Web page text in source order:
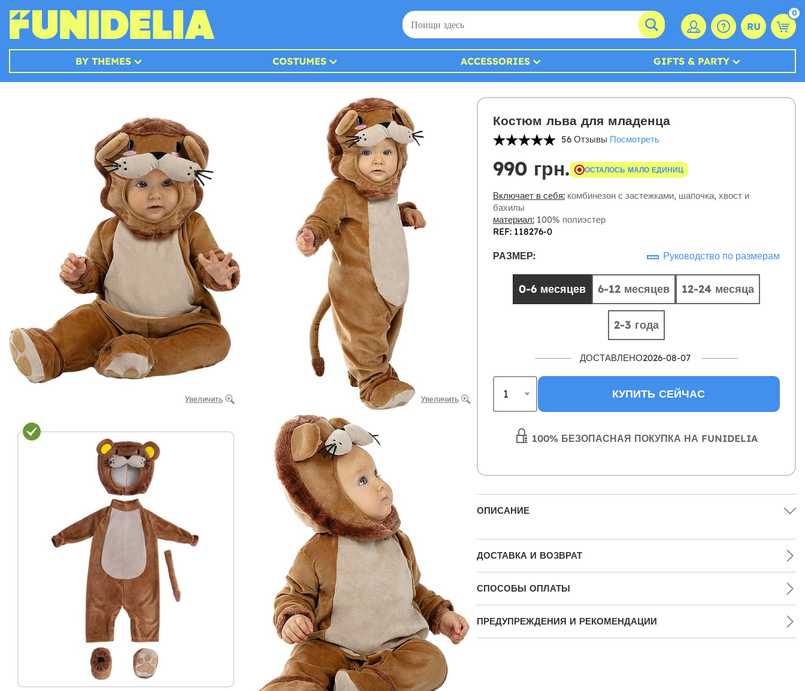
RU
0
BY THEMES COSTUMES ACCESSORIES GIFTS & PARTY
Увеличить Увеличить
Костюм льва для младенца
56 Отзывы Посмотреть
990 грн. ОСТАЛОСЬ МАЛО ЕДИНИЦ
Включает в себя:комбинезон с застежками, шапочка, хвост и
бахилы
материал:100% полиэстер
REF: 118276-0
РАЗМЕР: Руководство по размерам
0-6 месяцев 6-12 месяцев 12-24 месяца
2-3 года
ДОСТАВЛЕНО2026-08-07
КУПИТЬ СЕЙЧАС
100% БЕЗОПАСНАЯ ПОКУПКА НА FUNIDELIA
ОПИСАНИЕ
ДОСТАВКА И ВОЗВРАТ
СПОСОБЫ ОПЛАТЫ
ПРЕДУПРЕЖДЕНИЯ И РЕКОМЕНДАЦИИ